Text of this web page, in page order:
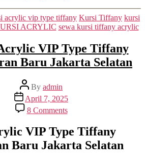
Categories
acrylic vip type tiffany Kursi Tiffany kursi
ACRYLIC sewa kursi tiffany acrylic
VIP Type Tiffany
Baru Jakarta Selatan
Post
author
By admin
Post
date
April 7, 2025
8 Commentson
Sewa
Kursi
Acrylic
VIP
VIP Type Tiffany
Baru Jakarta Selatan